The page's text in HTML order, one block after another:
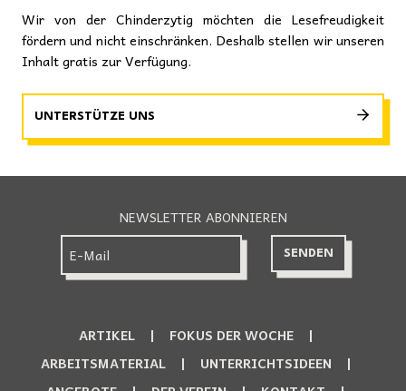
Wir von der Chinderzytig möchten die Lesefreudigkeit
fördern und nicht einschränken. Deshalb stellen wir unseren
Inhalt gratis zur Verfügung.
UNTERSTÜTZE UNS
NEWSLETTER ABONNIEREN
ARTIKEL
FOKUS DER WOCHE
ARBEITSMATERIAL
UNTERRICHTSIDEEN